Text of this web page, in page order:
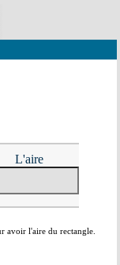
L'aire
avoir l'aire du rectangle.